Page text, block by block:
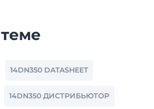
14DN350 DATASHEET
14DN350 ДИСТРИБЬЮТОР